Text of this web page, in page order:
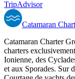
TripAdvisor
Catamaran
Catamaran Charter
charters
Ionienne, des
et aux Sporades. Sur